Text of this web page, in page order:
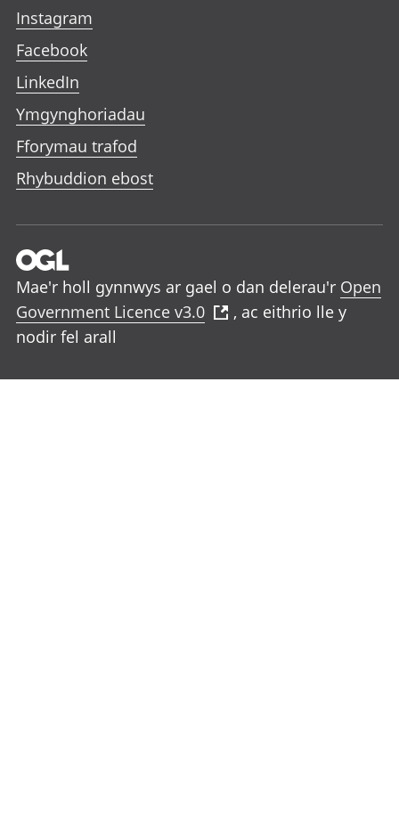
Instagram
Facebook
LinkedIn
Ymgynghoriadau
Fforymau trafod
Rhybuddion ebost
Mae'r holl gynnwys ar gael o dan delerau'r Open
Government Licence v3.0
, ac eithrio lle y
nodir fel arall